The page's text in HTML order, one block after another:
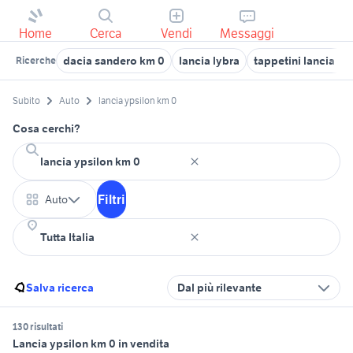
Home Cerca Vendi Messaggi
Ricerche dacia sandero km 0 lancia lybra tappetini lancia
Subito Auto lancia ypsilon km 0
Cosa cerchi?
Auto Filtri
Salva ricerca Dal più rilevante
130 risultati
Lancia ypsilon km 0 in vendita